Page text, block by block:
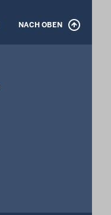
NACH OBEN